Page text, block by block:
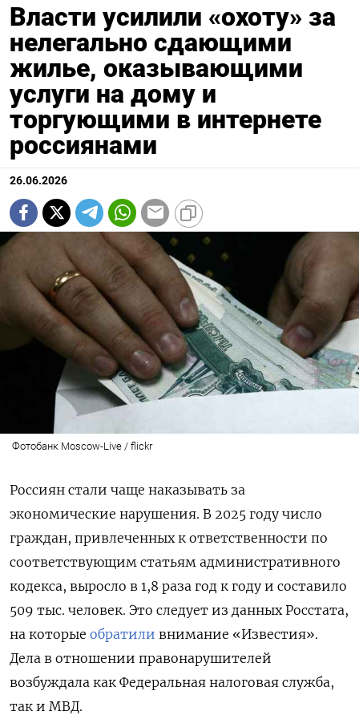
Власти усилили «охоту» за
нелегально сдающими
жилье, оказывающими
услуги на дому и
торгующими в интернете
россиянами
26.06.2026
Фотобанк Moscow-Live / flickr
Россиян стали чаще наказывать за
экономические нарушения. В 2025 году число
граждан, привлеченных к ответственности по
соответствующим статьям административного
кодекса, выросло в 1,8 раза год к году и составило
509 тыс. человек. Это следует из данных Росстата,
на которые обратили внимание «Известия».
Дела в отношении правонарушителей
возбуждала как Федеральная налоговая служба,
так и МВД.